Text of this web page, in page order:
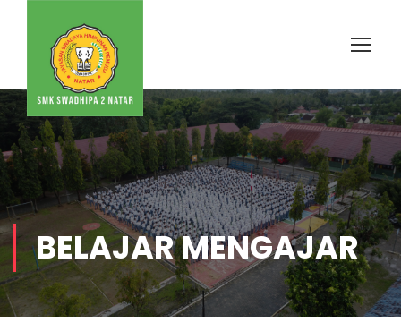
BELAJAR MENGAJAR